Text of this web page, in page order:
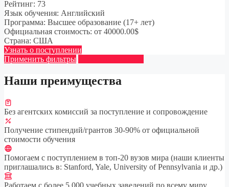
Рейтинг: 73
Язык обучения: Английский
Программа: Высшее образование (17+ лет)
Официальная стоимость: от 40000.00$
Страна: США
Узнать о поступлении
Применить фильтры
Наши преимущества
Без агентских комиссий за поступление и сопровождение
Получение стипендий/грантов 30-90% от официальной
стоимости обучения
Помогаем с поступлением в топ-20 вузов мира (наши клиенты
приглашались в: Stanford, Yale, University of Pennsylvania и др.)
Работаем с более 5 000 учебных заведений по всему миру